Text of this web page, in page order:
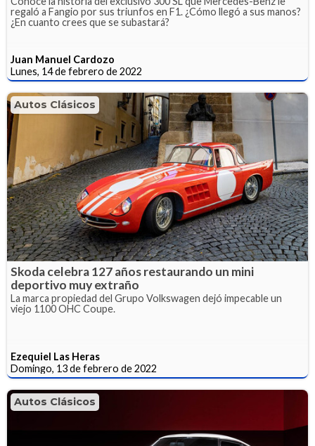
regaló a Fangio por sus triunfos en F1. ¿Cómo llegó a sus manos?
¿En cuanto crees que se subastará?
Juan Manuel Cardozo
Lunes, 14 de febrero de 2022
Autos Clásicos
Skoda celebra 127 años restaurando un mini
deportivo muy extraño
La marca propiedad del Grupo Volkswagen dejó impecable un
viejo 1100 OHC Coupe.
Ezequiel Las Heras
Domingo, 13 de febrero de 2022
Autos Clásicos